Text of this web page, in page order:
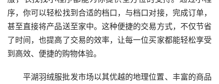
序，你可以轻松找到合适的档口，与档口对接，完成订单，
甚至直接将产品送至家中。这种便捷的交易方式，不仅节省
了时间，也提高了交易的效率，让每一位买家都能轻松享受
到高效、便捷的购物体验。
平湖羽绒服批发市场以其优越的地理位置、丰富的商品